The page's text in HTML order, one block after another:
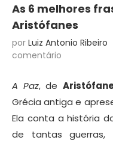
As 6 melhores
Aristófanes
por Luiz Antonio Ribeiro
comentário
A Paz, de
Grécia antiga e
Ela conta a história
de tantas guerras,